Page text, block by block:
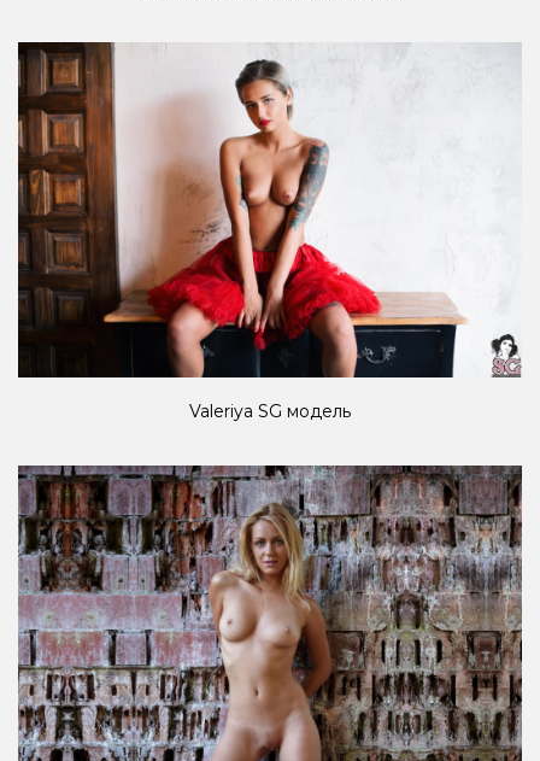
Valeriya SG модель